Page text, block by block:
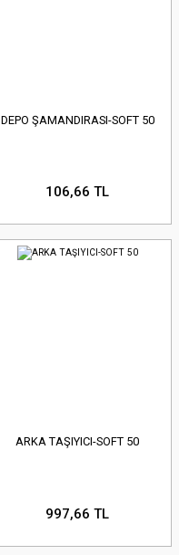
DEPO ŞAMANDIRASI-SOFT 50
106,66 TL
ARKA TAŞIYICI-SOFT 50
997,66 TL